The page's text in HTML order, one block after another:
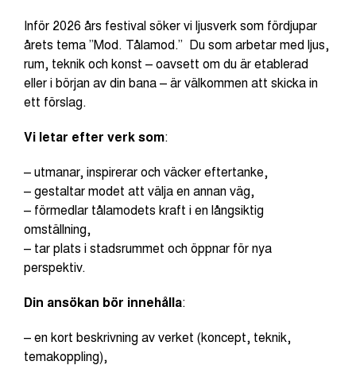
Inför 2026 års festival söker vi ljusverk som fördjupar
årets tema ”Mod. Tålamod.” Du som arbetar med ljus,
rum, teknik och konst – oavsett om du är etablerad
eller i början av din bana – är välkommen att skicka in
ett förslag.
Vi letar efter verk som:
– utmanar, inspirerar och väcker eftertanke,
– gestaltar modet att välja en annan väg,
– förmedlar tålamodets kraft i en långsiktig
omställning,
– tar plats i stadsrummet och öppnar för nya
perspektiv.
Din ansökan bör innehålla:
– en kort beskrivning av verket (koncept, teknik,
temakoppling),